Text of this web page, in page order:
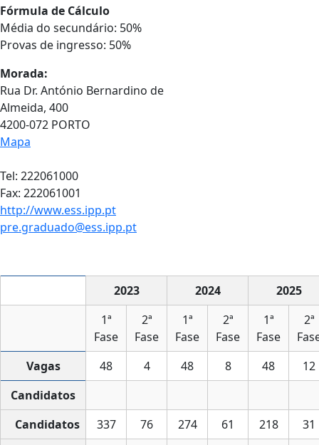
Fórmula de Cálculo
Média do secundário: 50%
Provas de ingresso: 50%
Morada:
Rua Dr. António Bernardino de
Almeida, 400
4200-072 PORTO
Mapa
Tel: 222061000
Fax: 222061001
http://www.ess.ipp.pt
pre.graduado@ess.ipp.pt
2023 2024
2025
1ª
Fase
2ª
Fase
1ª
Fase
2ª
Fase
1ª
Fase
2ª
Vagas
48 4 48 8 48
12
Candidatos
Candidatos
337 76 274 61 218
31